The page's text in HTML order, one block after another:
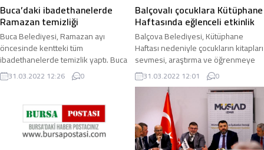
Buca’daki ibadethanelerde
Ramazan temizliği
Buca Belediyesi, Ramazan ayı
öncesinde kentteki tüm
ibadethanelerde temizlik yaptı. Buca
Belediyesi, Ramazan ayı öncesi
harekete geçerek ilçedeki ...
31.03.2022 12:26 0
Balçovalı çocuklara Kütüphane
Haftasında eğlenceli etkinlik
Balçova Belediyesi, Kütüphane
Haftası nedeniyle çocukların kitapları
sevmesi, araştırma ve öğrenmeye
ilgi duyması için etkinlikler düzenledi
... 31.03.2022 12:01 0